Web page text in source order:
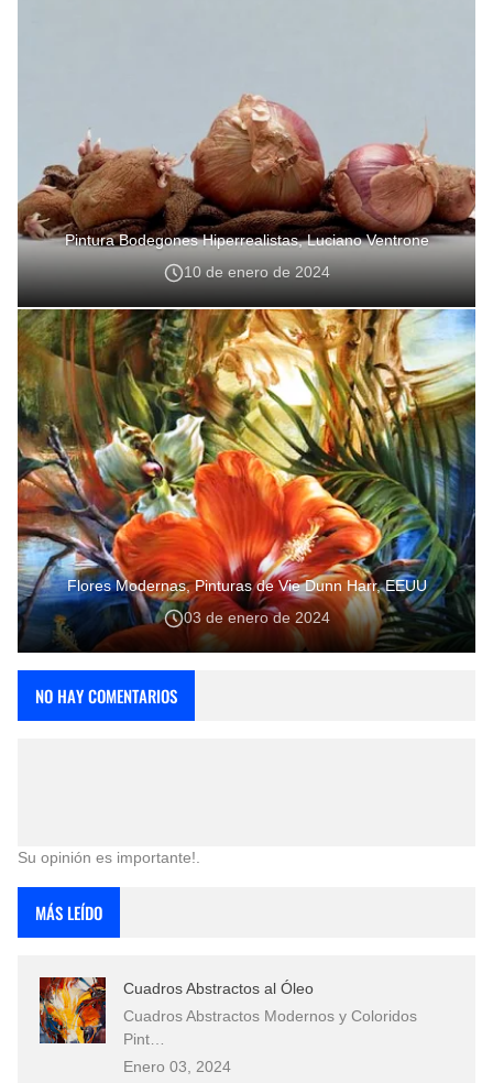
Pintura Bodegones Hiperrealistas, Luciano Ventrone
10 de enero de 2024
Flores Modernas, Pinturas de Vie Dunn Harr, EEUU
03 de enero de 2024
NO HAY COMENTARIOS
Su opinión es importante!.
MÁS LEÍDO
Cuadros Abstractos al Óleo
Cuadros Abstractos Modernos y Coloridos
Pint…
Enero 03, 2024